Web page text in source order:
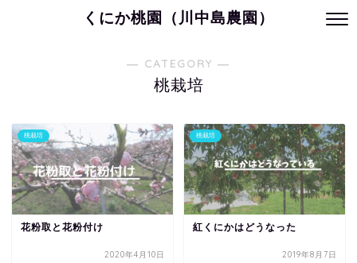
くにか桃園（川中島農園）
― CATEGORY ―
桃栽培
桃栽培
花粉取と花粉付け
2020年4月10日
桃栽培
紅くにかはどうなった
2019年8月7日